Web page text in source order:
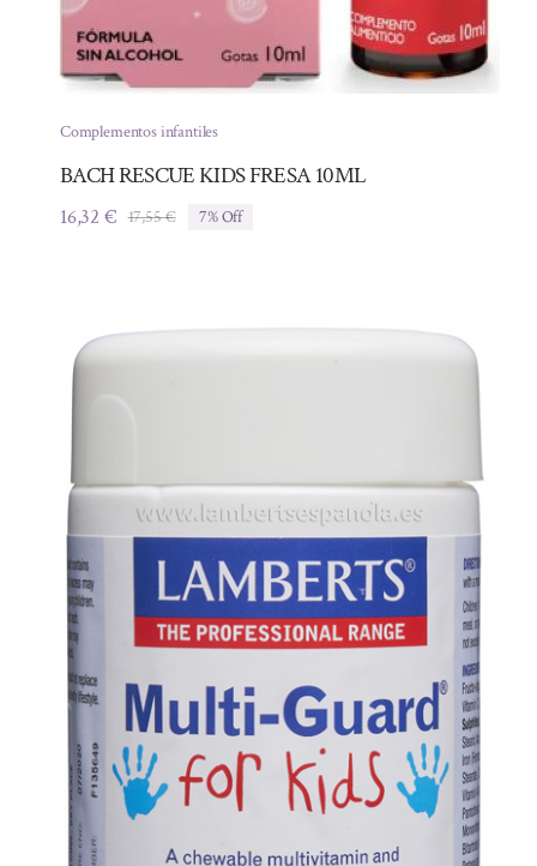
Complementos infantiles
BACH RESCUE KIDS FRESA 10ML
17,55€El
17,55 €.
16,32 €
El
16,32 €.
7% Off